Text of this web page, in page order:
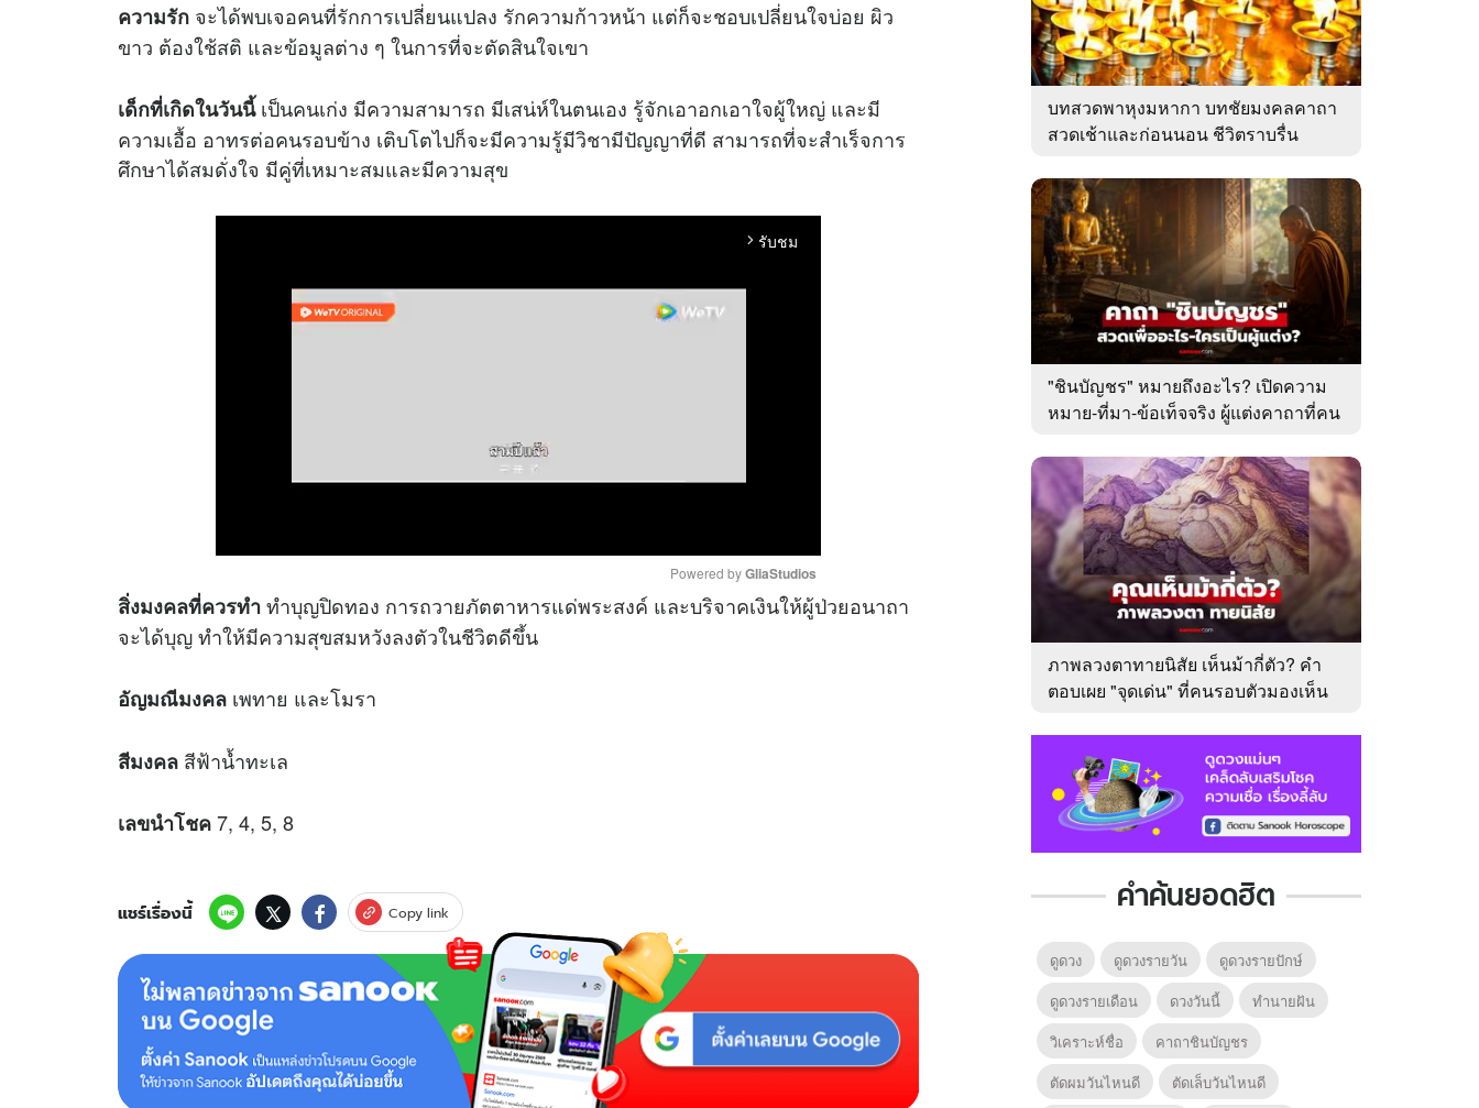
ความรัก จะได้พบเจอคนที่รักการเปลี่ยนแปลง รักความก้าวหน้า แต่ก็จะชอบเปลี่ยนใจบ่อย ผิว
ขาว ต้องใช้สติ และข้อมูลต่าง ๆ ในการที่จะตัดสินใจเขา
เด็กที่เกิดในวันนี้เป็นคนเก่ง มีความสามารถ มีเสน่ห์ในตนเอง รู้จักเอาอกเอาใจผู้ใหญ่ และมี
ความเอื้อ อาทรต่อคนรอบข้าง เติบโตไปก็จะมีความรู้มีวิชามีปัญญาที่ดี สามารถที่จะสำเร็จการ
ศึกษาได้สมดั่งใจ มีคู่ที่เหมาะสมและมีความสุข
arrow_forward_ios รับชม
Powered by GliaStudios
สิ่งมงคลที่ควรทำทำบุญปิดทอง การถวายภัตตาหารแด่พระสงค์ และบริจาคเงินให้ผู้ป่วยอนาถา
จะได้บุญ ทำให้มีความสุขสมหวังลงตัวในชีวิตดีขึ้น
อัญมณีมงคล เพทาย และโมรา
สีมงคล สีฟ้าน้ำทะเล
เลขนำโชค7, 4, 5, 8
แชร์เรื่องนี้ Copy link
บทสวดพาหุงมหากา บทชัยมงคลคาถา
สวดเช้าและก่อนนอน ชีวิตราบรื่น
"ชินบัญชร" หมายถึงอะไร? เปิดความ
หมาย-ที่มา-ข้อเท็จจริง ผู้แต่งคาถาที่คน
ภาพลวงตาทายนิสัย เห็นม้ากี่ตัว? คำ
ตอบเผย "จุดเด่น" ที่คนรอบตัวมองเห็น
คำค้นยอดฮิต
ดูดวง ดูดวงรายวัน
ดูดวงรายปักษ์
ดูดวงรายเดือน
ดวงวันนี้
ทํานายฝัน
วิเคราะห์ชื่อ
คาถาชินบัญชร
ตัดผมวันไหนดี
ตัดเล็บวันไหนดี